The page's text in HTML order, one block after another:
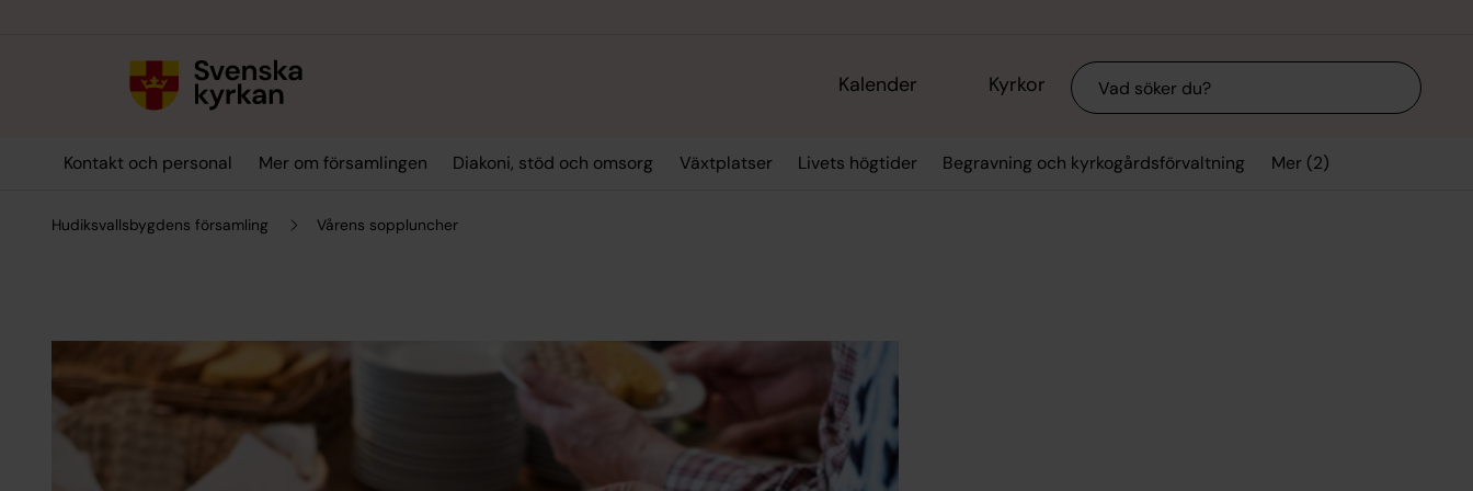
Kalender Kyrkor Sök
Kontakt och personal Mer om församlingen Diakoni, stöd och omsorg Växtplatser Livets högtider Begravning och kyrkogårdsförvaltning Mer (2)
Hudiksvallsbygdens församling Vårens soppluncher